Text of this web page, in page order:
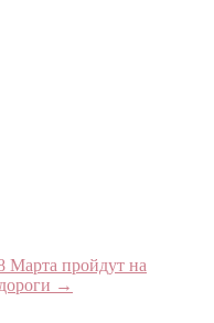
Марта пройдут на
→